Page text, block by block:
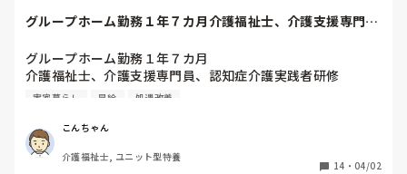
グループホーム勤務１年７カ月介護福祉士、介護支援専門
グループホーム勤務１年７カ月
介護福祉士、介護支援専門員、認知症介護実践者研修
給料がとにかく安い。
夜勤手当24000(@4000×6回)
処遇改善職務手当2000
通勤手当3300
実家暮らし 昇給 処遇改善
こんちゃん
介護福祉士, ユニット型特養
14 ・ 04/02